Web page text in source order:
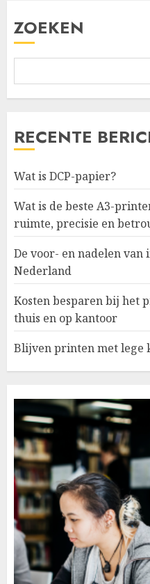
ZOEKEN
RECENTE
Wat is DCP-papier?
Wat is de beste A3-
ruimte, precisie en
De voor- en nadelen
Nederland
Kosten besparen bij het
thuis en op kantoor
Blijven printen met lege